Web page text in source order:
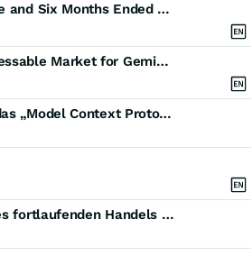
Revelation Biosciences, Inc. Announces Financial Results for the Three and Six Months Ended June 30, 2026
Independent Market Assessment Results Show $94 Billion Total Addressable Market for Gemini in Stage 2 and Stage 3 Acute Kidney Injury
Industrial Info Resources bringt IIR Envoy MCP auf den Markt. Durch das „Model Context Protocol“ wird von Menschen verifizierte industrielle Intelligenz direkt in die KI integriert.
HUI (HUI: VSE) verbindet traditionelle mit Krypto-Finanzwelt: Start des fortlaufenden Handels in Wien mit einem führenden Market Maker und Ankündigung der bevorstehenden Notierung des Tokens an einer großen internationalen Börse